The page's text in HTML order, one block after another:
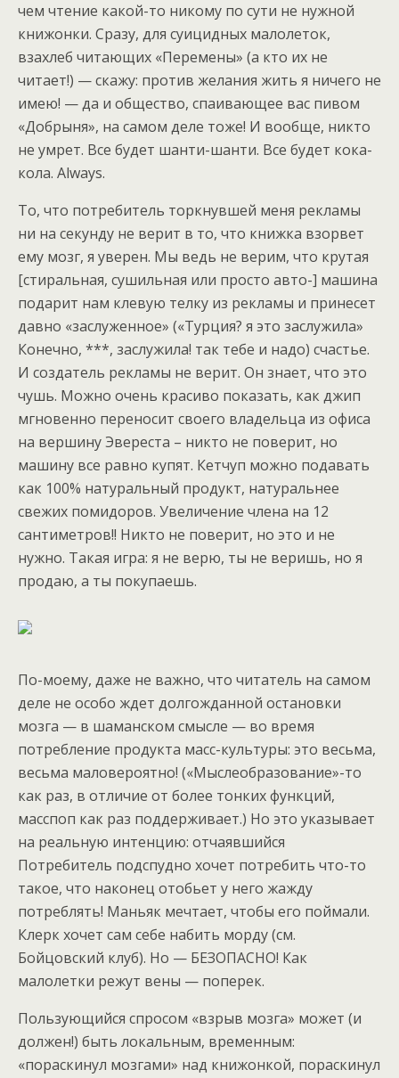
чем чтение какой-то никому по сути не нужной
книжонки. Сразу, для суицидных малолеток,
взахлеб читающих «Перемены» (а кто их не
читает!) — скажу: против желания жить я ничего не
имею! — да и общество, спаивающее вас пивом
«Добрыня», на самом деле тоже! И вообще, никто
не умрет. Все будет шанти-шанти. Все будет кока-
кола. Always.
То, что потребитель торкнувшей меня рекламы
ни на секунду не верит в то, что книжка взорвет
ему мозг, я уверен. Мы ведь не верим, что крутая
[стиральная, сушильная или просто авто-] машина
подарит нам клевую телку из рекламы и принесет
давно «заслуженное» («Турция? я это заслужила»
Конечно, ***, заслужила! так тебе и надо) счастье.
И создатель рекламы не верит. Он знает, что это
чушь. Можно очень красиво показать, как джип
мгновенно переносит своего владельца из офиса
на вершину Эвереста – никто не поверит, но
машину все равно купят. Кетчуп можно подавать
как 100% натуральный продукт, натуральнее
свежих помидоров. Увеличение члена на 12
сантиметров!! Никто не поверит, но это и не
нужно. Такая игра: я не верю, ты не веришь, но я
продаю, а ты покупаешь.
По-моему, даже не важно, что читатель на самом
деле не особо ждет долгожданной остановки
мозга — в шаманском смысле — во время
потребление продукта масс-культуры: это весьма,
весьма маловероятно! («Мыслеобразование»-то
как раз, в отличие от более тонких функций,
масспоп как раз поддерживает.) Но это указывает
на реальную интенцию: отчаявшийся
Потребитель подспудно хочет потребить что-то
такое, что наконец отобьет у него жажду
потреблять! Маньяк мечтает, чтобы его поймали.
Клерк хочет сам себе набить морду (см.
Бойцовский клуб). Но — БЕЗОПАСНО! Как
малолетки режут вены — поперек.
Пользующийся спросом «взрыв мозга» может (и
должен!) быть локальным, временным:
«пораскинул мозгами» над книжонкой, пораскинул